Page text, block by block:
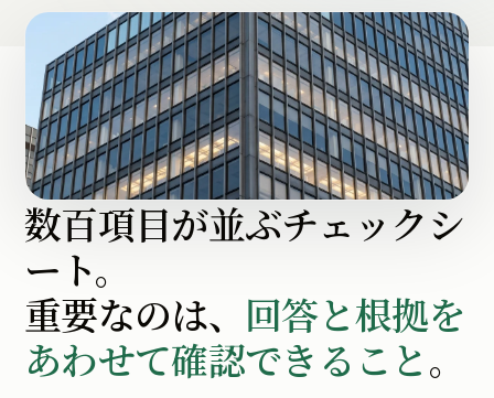
数百項目が並ぶチェックシ
ート。
重要なのは、 回答と根拠を
あわせて確認できること。